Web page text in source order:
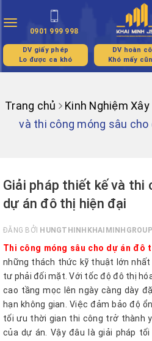
Toggle
navigation
0901 999 998
DV giấy phép
Lo được ca khó
DV hoàn
Khó mấy
Trang chủ Kinh Nghiệm Xây
và thi công móng sâu
Giải pháp thiết kế và thi
dự án đô thị hiện đại
ĐĂNG BỞI HUNGTHINHKHAIMINHGROUP
Thi công móng sâu cho dự án đô
những thách thức kỹ thuật lớn
tư phải đối mặt. Với tốc độ đô thị
cao tầng mọc lên ngày càng dày
hạn không gian. Việc đảm bảo độ
tối ưu thời gian thi công trở thành
của dự án. Vậy đâu là giải pháp